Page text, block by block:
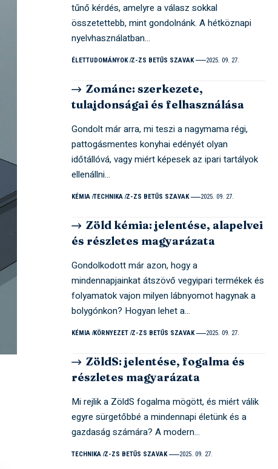
tűnő kérdés, amelyre a válasz sokkal
összetettebb, mint gondolnánk. A hétköznapi
nyelvhasználatban…
ÉLETTUDOMÁNYOK Z-ZS BETŰS SZAVAK 2025. 09. 27.
Zománc: szerkezete,
tulajdonságai és felhasználása
Gondolt már arra, mi teszi a nagymama régi,
pattogásmentes konyhai edényét olyan
időtállóvá, vagy miért képesek az ipari tartályok
ellenállni…
KÉMIA TECHNIKA Z-ZS BETŰS SZAVAK 2025. 09. 27.
Zöld kémia: jelentése, alapelvei
és részletes magyarázata
Gondolkodott már azon, hogy a
mindennapjainkat átszövő vegyipari termékek és
folyamatok vajon milyen lábnyomot hagynak a
bolygónkon? Hogyan lehet a…
KÉMIA KÖRNYEZET Z-ZS BETŰS SZAVAK 2025. 09. 27.
ZöldS: jelentése, fogalma és
részletes magyarázata
Mi rejlik a ZöldS fogalma mögött, és miért válik
egyre sürgetőbbé a mindennapi életünk és a
gazdaság számára? A modern…
TECHNIKA Z-ZS BETŰS SZAVAK 2025. 09. 27.